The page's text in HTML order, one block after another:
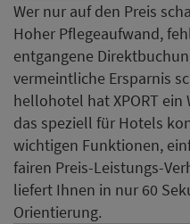
Wer nur auf den Preis
Hoher Pflegeaufwand,
entgangene
vermeintliche Ersparnis
hellohotel hat XPORT
das speziell für Hotels
wichtigen Funktionen,
fairen Preis-Leistungs-
liefert Ihnen in nur 60
Orientierung.